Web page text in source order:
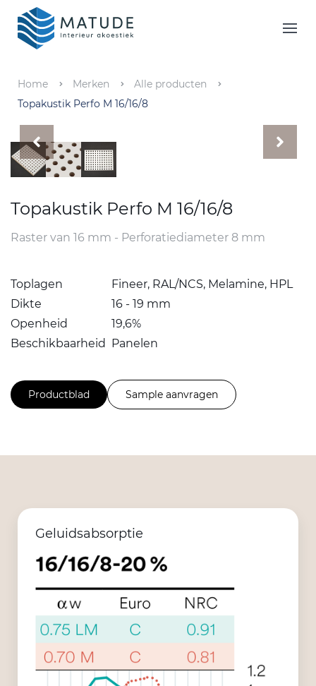
Home
Merken
Inspiratie & Tools
Oplossingen
Home Merken
Alle producten
Topakustik Perfo M 16/16/8
Topakustik Perfo M 16/16/8
Raster van 16 mm - Perforatiediameter 8 mm
Toplagen
Fineer, RAL/NCS, Melamine, HPL
Dikte
16 - 19 mm
Openheid
19,6%
Beschikbaarheid Panelen
Productblad Sample aanvragen
Geluidsabsorptie